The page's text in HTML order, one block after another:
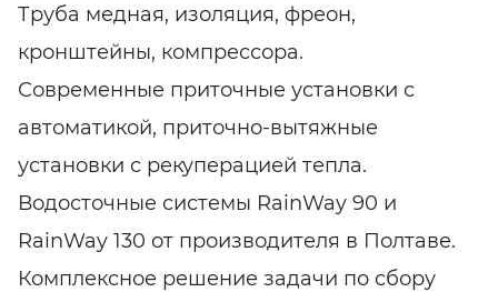
Труба медная, изоляция, фреон,
кронштейны, компрессора.
Современные приточные установки с
автоматикой, приточно-вытяжные
установки с рекуперацией тепла.
Водосточные системы RainWay 90 и
RainWay 130 от производителя в Полтаве.
Комплексное решение задачи по сбору